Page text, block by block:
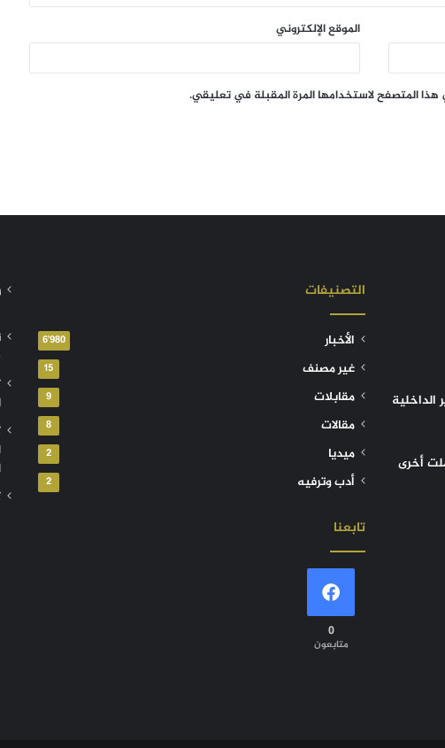
الموقع الإلكتروني
المتصفح لاستخدامها المرة المقبلة في تعليقي.
أخرى
التصنيفات
الأخبار 6٬980
غير مصنف 15
مقابلات 9
مقالات 8
ميديا 2
أدب وترفيه 2
تابعنا
0
متابعون
ل 7